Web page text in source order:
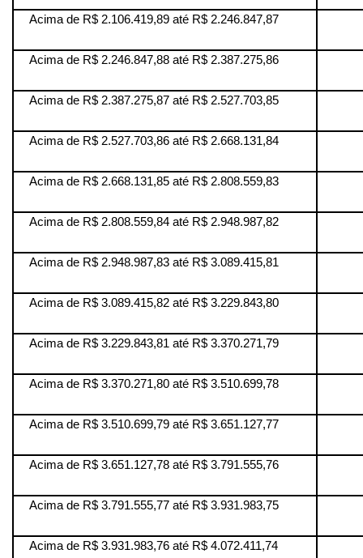
Acima de R$ 2.106.419,89 até R$ 2.246.847,87
Acima de R$ 2.246.847,88 até R$ 2.387.275,86
Acima de R$ 2.387.275,87 até R$ 2.527.703,85
Acima de R$ 2.527.703,86 até R$ 2.668.131,84
Acima de R$ 2.668.131,85 até R$ 2.808.559,83
Acima de R$ 2.808.559,84 até R$ 2.948.987,82
Acima de R$ 2.948.987,83 até R$ 3.089.415,81
Acima de R$ 3.089.415,82 até R$ 3.229.843,80
Acima de R$ 3.229.843,81 até R$ 3.370.271,79
Acima de R$ 3.370.271,80 até R$ 3.510.699,78
Acima de R$ 3.510.699,79 até R$ 3.651.127,77
Acima de R$ 3.651.127,78 até R$ 3.791.555,76
Acima de R$ 3.791.555,77 até R$ 3.931.983,75
Acima de R$ 3.931.983,76 até R$ 4.072.411,74